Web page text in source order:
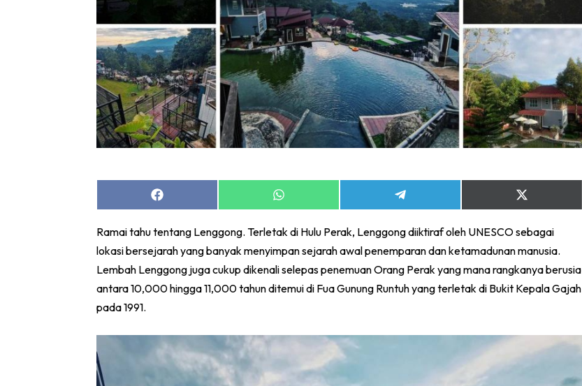
Share
on
Share
on
Share
on
Share
on
(Twitter)
Ramai tahu tentang Lenggong. Terletak di Hulu Perak, Lenggong diiktiraf oleh UNESCO sebagai
lokasi bersejarah yang banyak menyimpan sejarah awal penemparan dan ketamadunan manusia.
Lembah Lenggong juga cukup dikenali selepas penemuan Orang Perak yang mana rangkanya berusia
antara 10,000 hingga 11,000 tahun ditemui di Fua Gunung Runtuh yang terletak di Bukit Kepala Gajah
pada 1991.